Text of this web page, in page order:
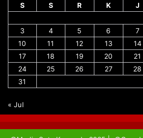
S
S R K J
3
4 5 6 7
10
11 12 13 14
17
18 19 20 21
24
25 26 27 28
31
« Jul